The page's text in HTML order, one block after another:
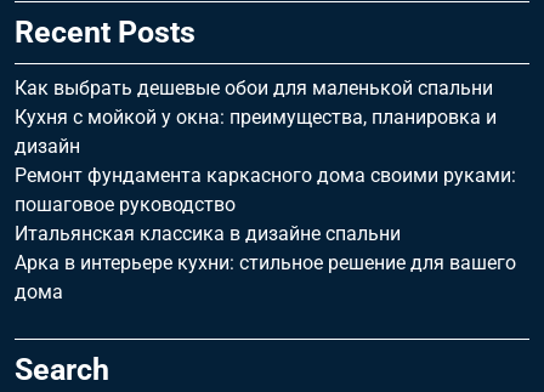
Recent Posts
Как выбрать дешевые обои для маленькой спальни
Кухня с мойкой у окна: преимущества, планировка и
дизайн
Ремонт фундамента каркасного дома своими руками:
пошаговое руководство
Итальянская классика в дизайне спальни
Арка в интерьере кухни: стильное решение для вашего
дома
Search